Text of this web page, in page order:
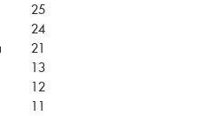
25
24
21
13
12
11